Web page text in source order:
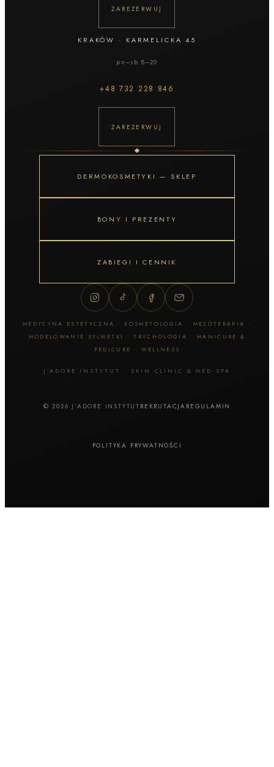
ZAREZERWUJ
KRAKÓW · KARMELICKA 45
pn–sb 8–20
+48732 228 846
ZAREZERWUJ
DERMOKOSMETYKI — SKLEP
BONY I PREZENTY
ZABIEGI I CENNIK
MEDYCYNA ESTETYCZNA · KOSMETOLOGIA · MEZOTERAPIA ·
MODELOWANIE SYLWETKI · TRYCHOLOGIA · MANICURE &
PEDICURE · WELLNESS
J’ADORE INSTYTUT · SKIN CLINIC & MED SPA
© 2026 J’ADORE INSTYTUT REKRUTACJA REGULAMIN
POLITYKA PRYWATNOŚCI